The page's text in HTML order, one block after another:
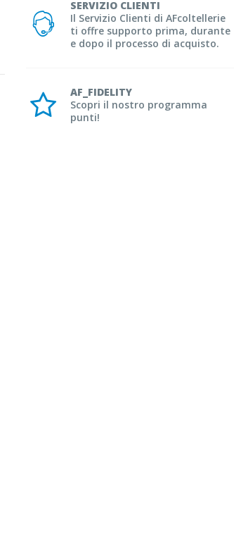
SERVIZIO CLIENTI
Il Servizio Clienti di AFcoltellerie
ti offre supporto prima, durante
e dopo il processo di acquisto.
AF_FIDELITY
Scopri il nostro programma
punti!